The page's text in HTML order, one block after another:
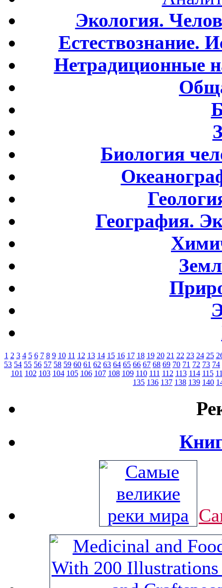
Экология.
Естествознание.
Нетрадиционные
Биология
География.
1 2 3 4 5 6 7 8 9 10 11 12 13 14 15 16 17 18 19 20 21 22 23 24 25
53 54 55 56 57 58 59 60 61 62 63 64 65 66 67 68 69 70 71 72 73 74
101 102 103 104 105 106 107 108 109 110 111 112 113 114 115
135 136 137 138 139 140